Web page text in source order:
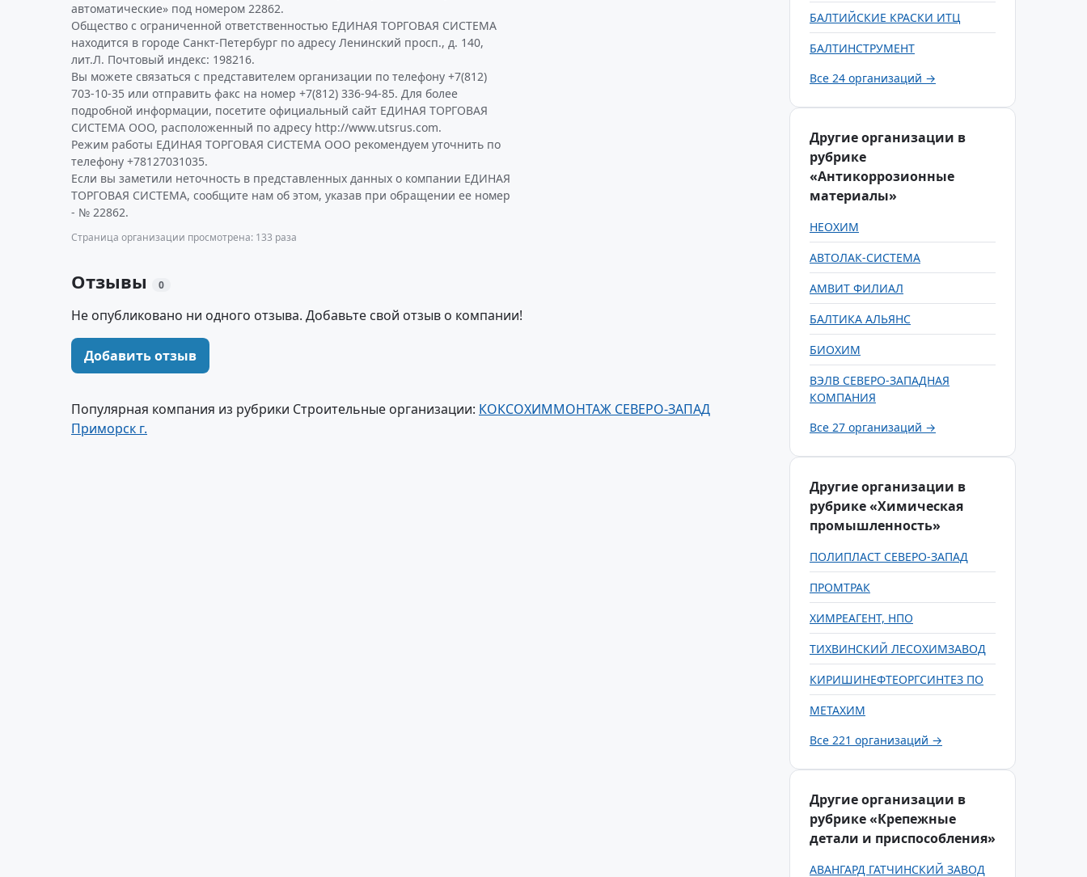
автоматические» под номером 22862.
Общество с ограниченной ответственностью ЕДИНАЯ ТОРГОВАЯ СИСТЕМА
находится в городе Санкт-Петербург по адресу Ленинский просп., д. 140,
лит.Л. Почтовый индекс: 198216.
Вы можете связаться с представителем организации по телефону +7(812)
703-10-35 или отправить факс на номер +7(812) 336-94-85. Для более
подробной информации, посетите официальный сайт ЕДИНАЯ ТОРГОВАЯ
СИСТЕМА ООО, расположенный по адресу http://www.utsrus.com.
Режим работы ЕДИНАЯ ТОРГОВАЯ СИСТЕМА ООО рекомендуем уточнить по
телефону +78127031035.
Если вы заметили неточность в представленных данных о компании ЕДИНАЯ
ТОРГОВАЯ СИСТЕМА, сообщите нам об этом, указав при обращении ее номер
- № 22862.
Страница организации просмотрена: 133 раза
Отзывы 0
Не опубликовано ни одного отзыва. Добавьте свой отзыв о компании!
Добавить отзыв
Популярная компания из рубрики Строительные организации: КОКСОХИММОНТАЖ СЕВЕРО-ЗАПАД
Приморск г.
БАЛТИЙСКИЕ КРАСКИ ИТЦ
БАЛТИНСТРУМЕНТ
Все 24 организаций →
Другие организации в
рубрике
«Антикоррозионные
материалы»
НЕОХИМ
АВТОЛАК-СИСТЕМА
АМВИТ ФИЛИАЛ
БАЛТИКА АЛЬЯНС
БИОХИМ
ВЭЛВ СЕВЕРО-ЗАПАДНАЯ
КОМПАНИЯ
Все 27 организаций →
Другие организации в
рубрике «Химическая
промышленность»
ПОЛИПЛАСТ СЕВЕРО-ЗАПАД
ПРОМТРАК
ХИМРЕАГЕНТ, НПО
ТИХВИНСКИЙ ЛЕСОХИМЗАВОД
КИРИШИНЕФТЕОРГСИНТЕЗ ПО
МЕТАХИМ
Все 221 организаций →
Другие организации в
рубрике «Крепежные
детали и приспособления»
АВАНГАРД ГАТЧИНСКИЙ ЗАВОД